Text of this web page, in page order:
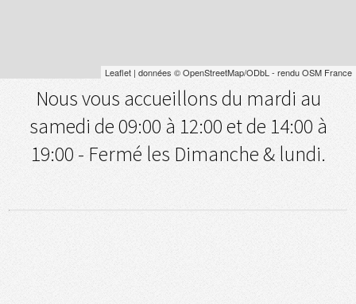
Leaflet | données ©OpenStreetMap/ODbL - renduOSM France
Nous vous accueillons du mardi au
samedi de 09:00 à 12:00 et de 14:00 à
19:00 - Fermé les Dimanche & lundi.